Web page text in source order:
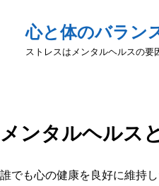
心と体のバラン
ストレスはメンタルヘルスの要
メンタルヘルス
誰でも心の健康を良好に維持し